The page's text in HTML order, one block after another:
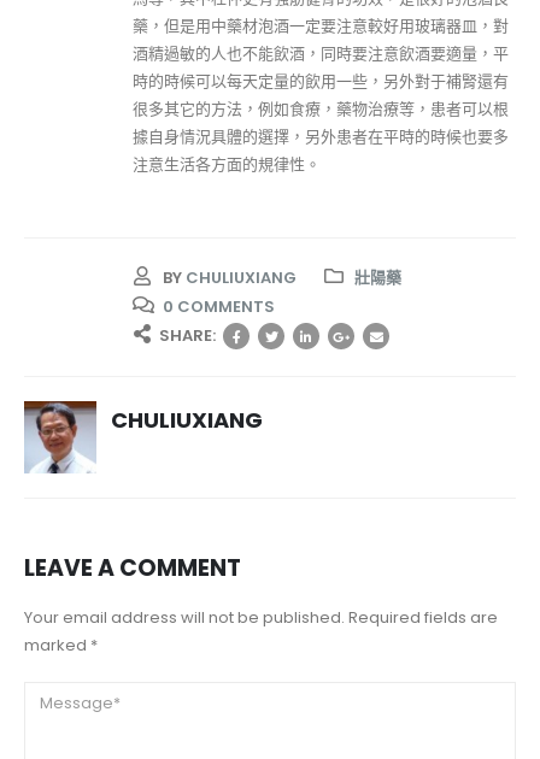
藥，但是用中藥材泡酒一定要注意較好用玻璃器皿，對
酒精過敏的人也不能飲酒，同時要注意飲酒要適量，平
時的時候可以每天定量的飲用一些，另外對于補腎還有
很多其它的方法，例如食療，藥物治療等，患者可以根
據自身情況具體的選擇，另外患者在平時的時候也要多
注意生活各方面的規律性。
BY CHULIUXIANG
壯陽藥
0 COMMENTS
SHARE:
CHULIUXIANG
LEAVE A COMMENT
Your email address will not be published. Required fields are
marked *